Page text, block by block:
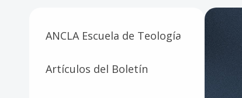
ANCLA Escuela de Teología
Artículos del Boletín